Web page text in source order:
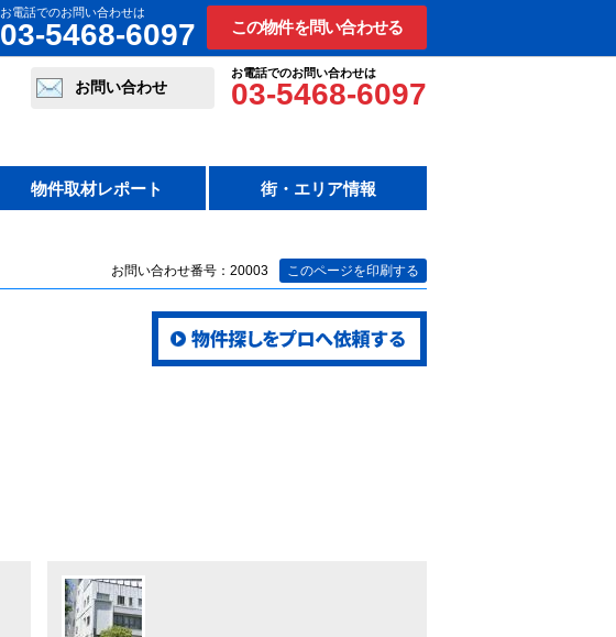
お電話でのお問い合わせは
03-5468-6097 この物件を問い合わせる
お電話でのお問い合わせは
03-5468-6097
お問い合わせ
物件取材レポート 街・エリア情報
お問い合わせ番号：20003 このページを印刷する